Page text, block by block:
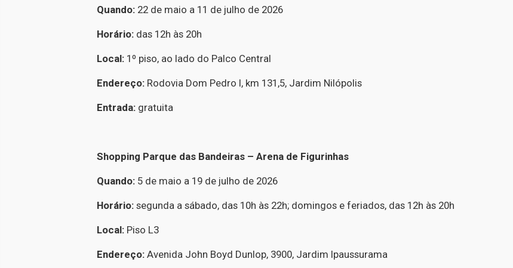
Quando: 22 de maio a 11 de julho de 2026
Horário: das 12h às 20h
Local: 1º piso, ao lado do Palco Central
Endereço: Rodovia Dom Pedro I, km 131,5, Jardim Nilópolis
Entrada: gratuita
Shopping Parque das Bandeiras – Arena de Figurinhas
Quando: 5 de maio a 19 de julho de 2026
Horário: segunda a sábado, das 10h às 22h; domingos e feriados, das 12h às 20h
Local: Piso L3
Endereço: Avenida John Boyd Dunlop, 3900, Jardim Ipaussurama